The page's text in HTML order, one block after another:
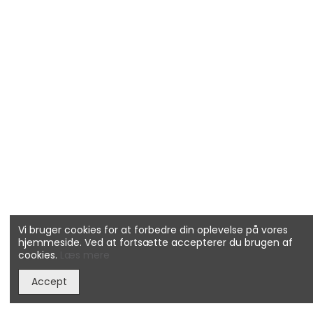
Vi bruger cookies for at forbedre din oplevelse på vores
hjemmeside. Ved at fortsætte accepterer du brugen af
cookies.
Accept